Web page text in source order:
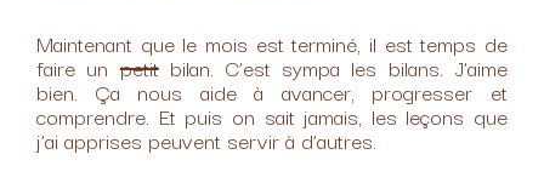
Maintenant que le mois est terminé, il est temps de
faire unpetitbilan. C’est sympa les bilans. J’aime
bien. Ça nous aide à avancer, progresser et
comprendre. Et puis on sait jamais, les leçons que
j’ai apprises peuvent servir à d’autres.